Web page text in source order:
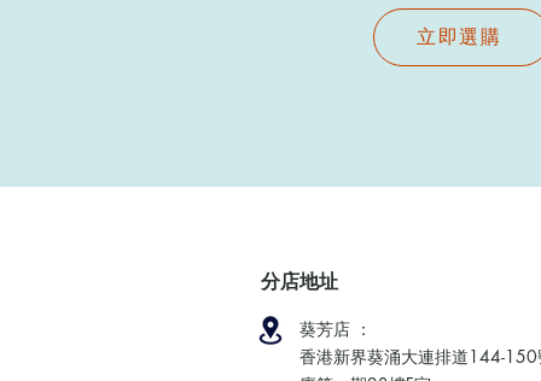
立即選購
分店地址
葵芳店 ：
香港新界葵涌大連排道144-